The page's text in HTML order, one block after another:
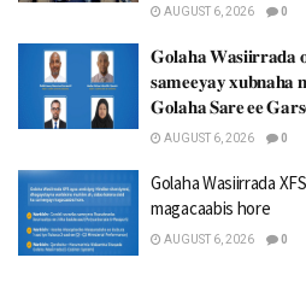
AUGUST 6, 2026 0
𝐆𝐨𝐥𝐚𝐡𝐚 𝐖𝐚𝐬𝐢𝐢𝐫𝐫𝐚𝐝𝐚
𝐬𝐚𝐦𝐞𝐞𝐲𝐚𝐲 𝐱𝐮𝐛𝐧𝐚𝐡𝐚
𝐆𝐨𝐥𝐚𝐡𝐚 𝐒𝐚𝐫𝐞 𝐞𝐞
AUGUST 6, 2026 0
Golaha Wasiirrada
magacaabis hore
AUGUST 6, 2026 0